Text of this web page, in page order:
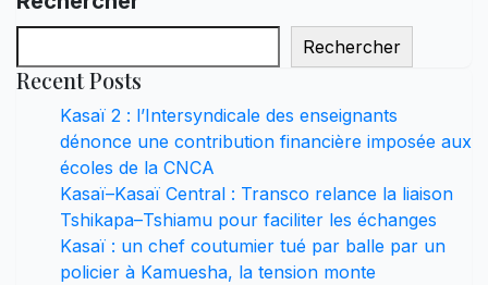
Rechercher
Recent Posts
Kasaï 2 : l’Intersyndicale des enseignants
dénonce une contribution financière imposée aux
écoles de la CNCA
Kasaï–Kasaï Central : Transco relance la liaison
Tshikapa–Tshiamu pour faciliter les échanges
Kasaï : un chef coutumier tué par balle par un
policier à Kamuesha, la tension monte